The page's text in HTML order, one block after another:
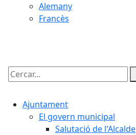
Alemany
Francès
Cercar:
Ajuntament
El govern municipal
Salutació de l'Alcalde